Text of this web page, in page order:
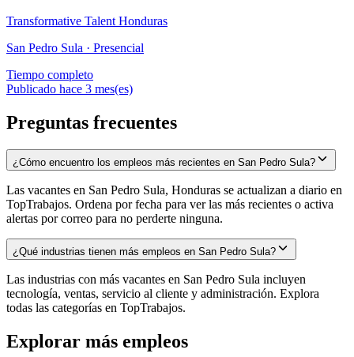
Transformative Talent Honduras
San Pedro Sula · Presencial
Tiempo completo
Publicado hace 3 mes(es)
Preguntas frecuentes
¿Cómo encuentro los empleos más recientes en San Pedro Sula?
Las vacantes en San Pedro Sula, Honduras se actualizan a diario en
TopTrabajos. Ordena por fecha para ver las más recientes o activa
alertas por correo para no perderte ninguna.
¿Qué industrias tienen más empleos en San Pedro Sula?
Las industrias con más vacantes en San Pedro Sula incluyen
tecnología, ventas, servicio al cliente y administración. Explora
todas las categorías en TopTrabajos.
Explorar más empleos